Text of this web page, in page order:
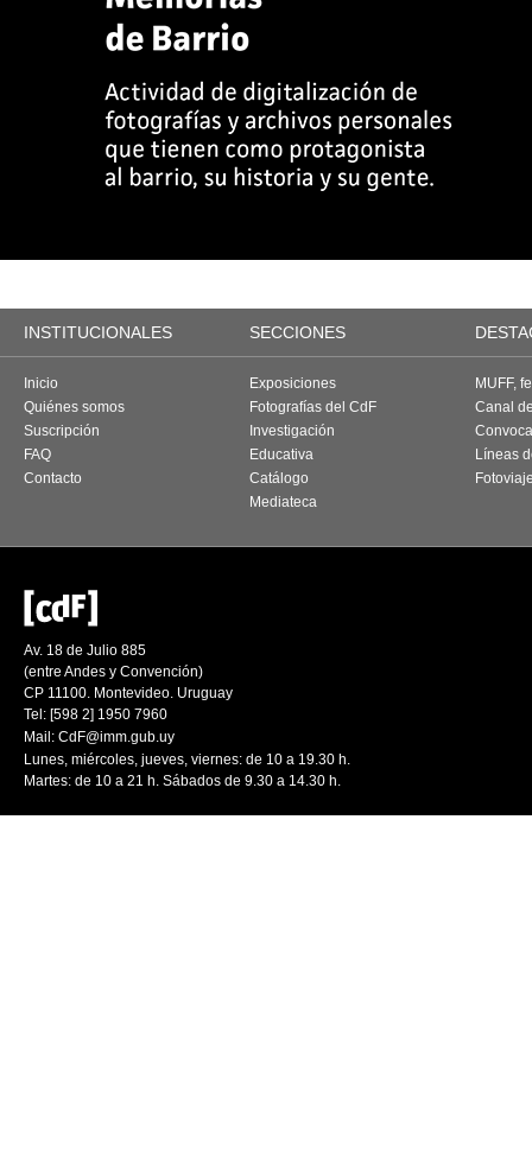
INSTITUCIONALES SECCIONES
Inicio
Quiénes somos
Suscripción
FAQ
Contacto
Exposiciones
Fotografías del CdF
Investigación
Educativa
Catálogo
Mediateca
MUFF,
Canal
Líneas
Av. 18 de Julio 885
(entre Andes y Convención)
CP 11100. Montevideo. Uruguay
Tel: [598 2] 1950 7960
Mail: CdF@imm.gub.uy
Lunes, miércoles, jueves, viernes: de 10 a 19.30 h.
Martes: de 10 a 21 h. Sábados de 9.30 a 14.30 h.